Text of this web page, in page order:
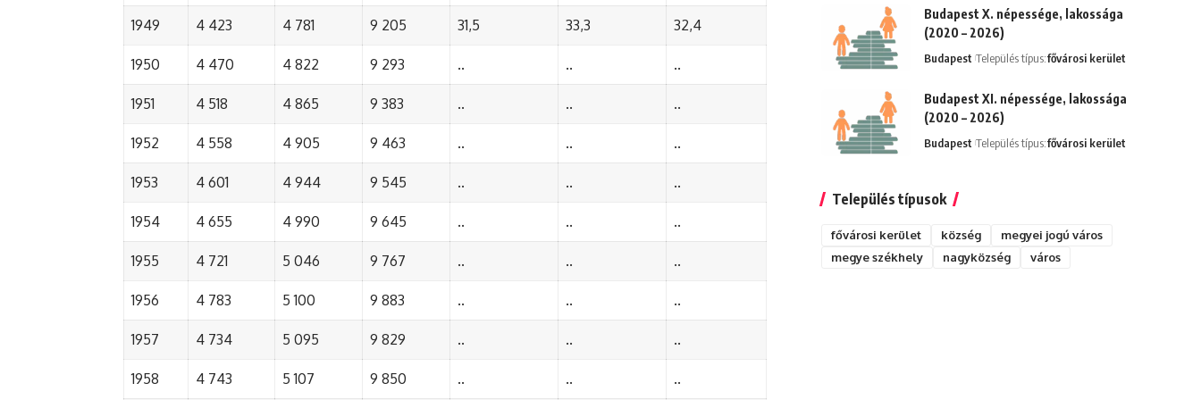
1949 4 423 4 781 9 205 31,5 33,3 32,4
1950 4 470 4 822 9 293 .. .. ..
1951 4 518 4 865 9 383 .. .. ..
1952 4 558 4 905 9 463 .. .. ..
1953 4 601 4 944 9 545 .. .. ..
1954 4 655 4 990 9 645 .. .. ..
1955 4 721 5 046 9 767 .. .. ..
1956 4 783 5 100 9 883 .. .. ..
1957 4 734 5 095 9 829 .. .. ..
1958 4 743 5 107 9 850 .. .. ..
Budapest X. népessége, lakossága
(2020 – 2026)
Budapest Település típus:fővárosi kerület
Budapest XI. népessége, lakossága
(2020 – 2026)
Budapest Település típus:fővárosi kerület
Település típusok
fővárosi kerület község
megyei jogú város
megye székhely
nagyközség város